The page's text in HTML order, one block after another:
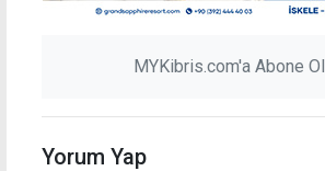
MYKibris.com'a Abone Ol
Yorum Yap